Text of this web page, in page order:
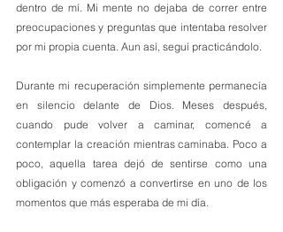
dentro de mí. Mi mente no dejaba de correr entre
preocupaciones y preguntas que intentaba resolver
por mi propia cuenta. Aun así, seguí practicándolo.
Durante mi recuperación simplemente permanecía
en silencio delante de Dios. Meses después,
cuando pude volver a caminar, comencé a
contemplar la creación mientras caminaba. Poco a
poco, aquella tarea dejó de sentirse como una
obligación y comenzó a convertirse en uno de los
momentos que más esperaba de mi día.